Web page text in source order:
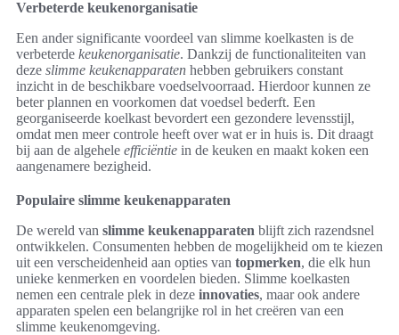
Verbeterde keukenorganisatie
Een ander significante voordeel van slimme koelkasten is de
verbeterde keukenorganisatie. Dankzij de functionaliteiten van
deze slimme keukenapparaten hebben gebruikers constant
inzicht in de beschikbare voedselvoorraad. Hierdoor kunnen ze
beter plannen en voorkomen dat voedsel bederft. Een
georganiseerde koelkast bevordert een gezondere levensstijl,
omdat men meer controle heeft over wat er in huis is. Dit draagt
bij aan de algehele efficiëntie in de keuken en maakt koken een
aangenamere bezigheid.
Populaire slimme keukenapparaten
De wereld van slimme keukenapparaten blijft zich razendsnel
ontwikkelen. Consumenten hebben de mogelijkheid om te kiezen
uit een verscheidenheid aan opties van topmerken, die elk hun
unieke kenmerken en voordelen bieden. Slimme koelkasten
nemen een centrale plek in deze innovaties, maar ook andere
apparaten spelen een belangrijke rol in het creëren van een
slimme keukenomgeving.